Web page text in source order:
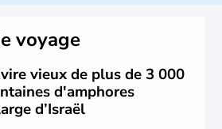
dans le domaine des nouvelles
voyage
vieux de plus de 3 000
d'amphores
d’Israël